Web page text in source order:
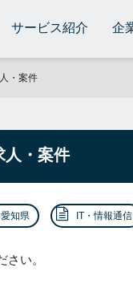
サービス紹介 企
・案件
人・案件
愛知県 IT・情報通信
い。